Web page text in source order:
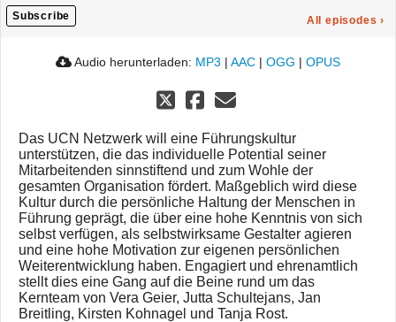
Subscribe All episodes ›
Audio herunterladen: MP3 | AAC | OGG | OPUS
Das UCN Netzwerk will eine Führungskultur
unterstützen, die das individuelle Potential seiner
Mitarbeitenden sinnstiftend und zum Wohle der
gesamten Organisation fördert. Maßgeblich wird diese
Kultur durch die persönliche Haltung der Menschen in
Führung geprägt, die über eine hohe Kenntnis von sich
selbst verfügen, als selbstwirksame Gestalter agieren
und eine hohe Motivation zur eigenen persönlichen
Weiterentwicklung haben. Engagiert und ehrenamtlich
stellt dies eine Gang auf die Beine rund um das
Kernteam von Vera Geier, Jutta Schultejans, Jan
Breitling, Kirsten Kohnagel und Tanja Rost.